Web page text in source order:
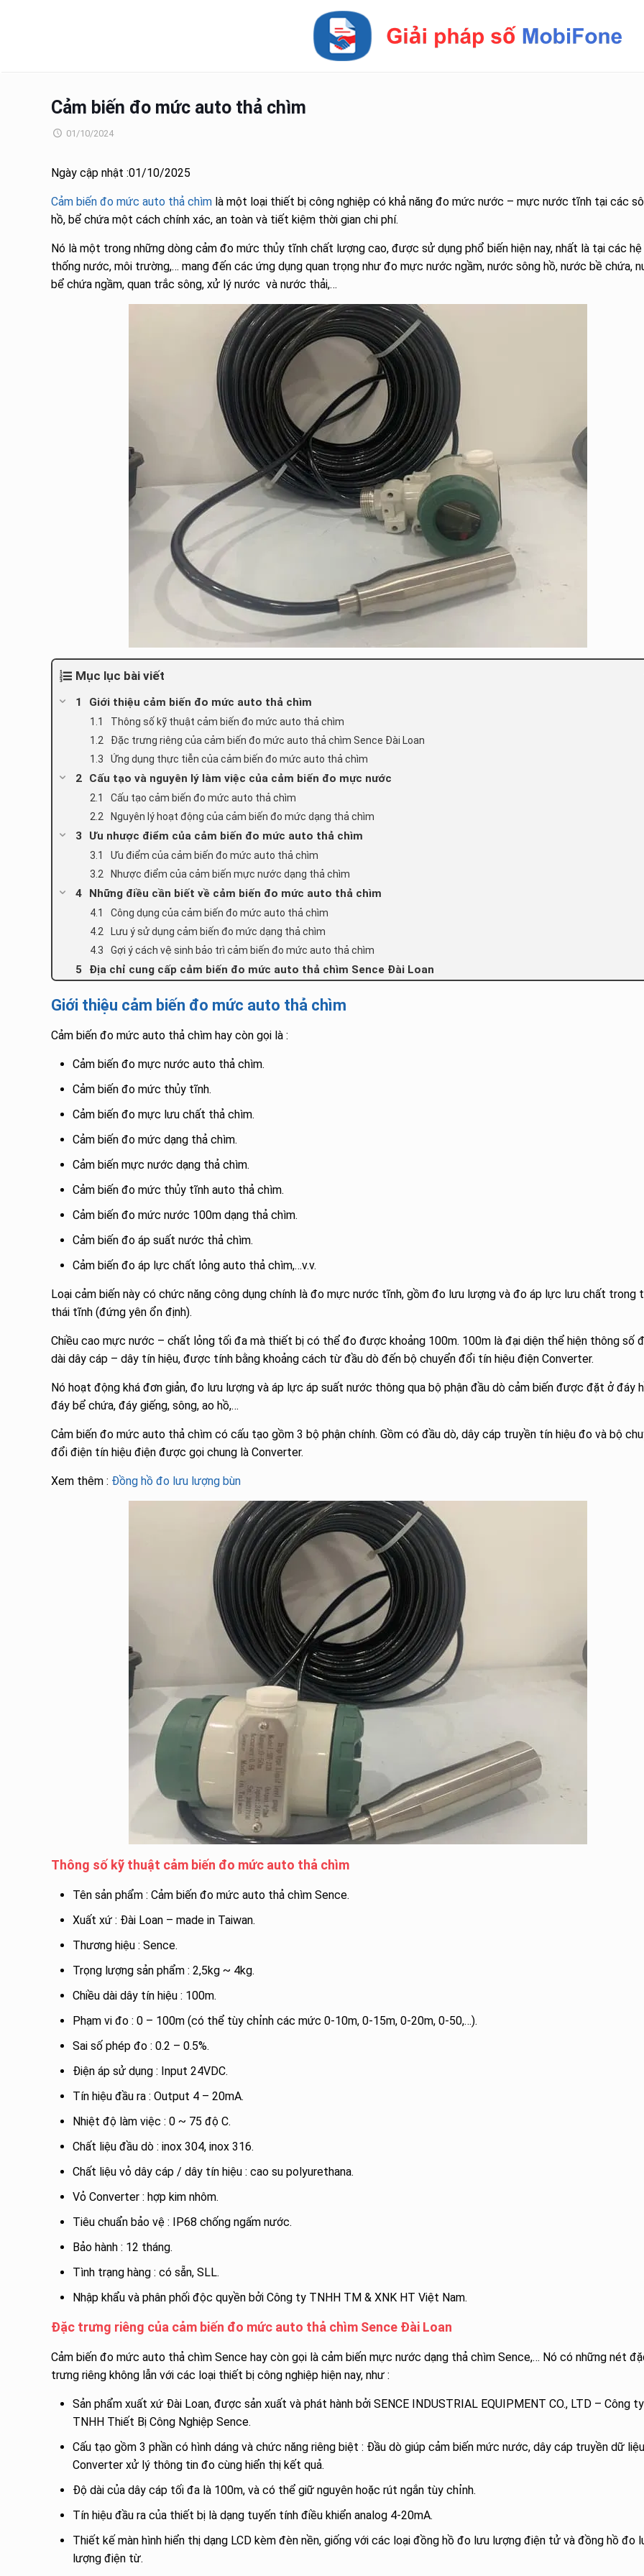
Cảm biến đo mức auto thả chìm
01/10/2024
Ngày cập nhật :01/10/2025
Cảm biến đo mức auto thả chìm là một loại thiết bị công nghiệp có khả năng đo mức nước – mực nước tĩnh tại các
hồ, bể chứa một cách chính xác, an toàn và tiết kiệm thời gian chi phí.
Nó là một trong những dòng cảm đo mức thủy tĩnh chất lượng cao, được sử dụng phổ biến hiện nay, nhất là tại các hệ
thống nước, môi trường,… mang đến các ứng dụng quan trọng như đo mực nước ngầm, nước sông hồ, nước bề chứa,
bể chứa ngầm, quan trắc sông, xử lý nước và nước thải,…
Mục lục bài viết
Giới thiệu cảm biến đo mức auto thả chìm
Thông số kỹ thuật cảm biến đo mức auto thả chìm
Đặc trưng riêng của cảm biến đo mức auto thả chìm Sence Đài Loan
Ứng dụng thực tiễn của cảm biến đo mức auto thả chìm
Cấu tạo và nguyên lý làm việc của cảm biến đo mực nước
Cấu tạo cảm biến đo mức auto thả chìm
Nguyên lý hoạt động của cảm biến đo mức dạng thả chìm
Ưu nhược điểm của cảm biến đo mức auto thả chìm
Ưu điểm của cảm biến đo mức auto thả chìm
Nhược điểm của cảm biến mực nước dạng thả chìm
Những điều cần biết về cảm biến đo mức auto thả chìm
Công dụng của cảm biến đo mức auto thả chìm
Lưu ý sử dụng cảm biến đo mức dạng thả chìm
Gợi ý cách vệ sinh bảo trì cảm biến đo mức auto thả chìm
Địa chỉ cung cấp cảm biến đo mức auto thả chìm Sence Đài Loan
Giới thiệu cảm biến đo mức auto thả chìm
Cảm biến đo mức auto thả chìm hay còn gọi là :
Cảm biến đo mực nước auto thả chìm.
Cảm biến đo mức thủy tĩnh.
Cảm biến đo mực lưu chất thả chìm.
Cảm biến đo mức dạng thả chìm.
Cảm biến mực nước dạng thả chìm.
Cảm biến đo mức thủy tĩnh auto thả chìm.
Cảm biến đo mức nước 100m dạng thả chìm.
Cảm biến đo áp suất nước thả chìm.
Cảm biến đo áp lực chất lỏng auto thả chìm,…v.v.
Loại cảm biến này có chức năng công dụng chính là đo mực nước tĩnh, gồm đo lưu lượng và đo áp lực lưu chất trong
thái tĩnh (đứng yên ổn định).
Chiều cao mực nước – chất lỏng tối đa mà thiết bị có thể đo được khoảng 100m. 100m là đại diện thể hiện thông số
dài dây cáp – dây tín hiệu, được tính bằng khoảng cách từ đầu dò đến bộ chuyển đổi tín hiệu điện Converter.
Nó hoạt động khá đơn giản, đo lưu lượng và áp lực áp suất nước thông qua bộ phận đầu dò cảm biến được đặt ở đáy
đáy bể chứa, đáy giếng, sông, ao hồ,…
Cảm biến đo mức auto thả chìm có cấu tạo gồm 3 bộ phận chính. Gồm có đầu dò, dây cáp truyền tín hiệu đo và bộ
đổi điện tín hiệu điện được gọi chung là Converter.
Xem thêm : Đồng hồ đo lưu lượng bùn
Thông số kỹ thuật cảm biến đo mức auto thả chìm
Tên sản phẩm : Cảm biến đo mức auto thả chìm Sence.
Xuất xứ : Đài Loan – made in Taiwan.
Thương hiệu : Sence.
Trọng lượng sản phẩm : 2,5kg ~ 4kg.
Chiều dài dây tín hiệu : 100m.
Phạm vi đo : 0 – 100m (có thể tùy chỉnh các mức 0-10m, 0-15m, 0-20m, 0-50,…).
Sai số phép đo : 0.2 – 0.5%.
Điện áp sử dụng : Input 24VDC.
Tín hiệu đầu ra : Output 4 – 20mA.
Nhiệt độ làm việc : 0 ~ 75 độ C.
Chất liệu đầu dò : inox 304, inox 316.
Chất liệu vỏ dây cáp / dây tín hiệu : cao su polyurethana.
Vỏ Converter : hợp kim nhôm.
Tiêu chuẩn bảo vệ : IP68 chống ngấm nước.
Bảo hành : 12 tháng.
Tình trạng hàng : có sẵn, SLL.
Nhập khẩu và phân phối độc quyền bởi Công ty TNHH TM & XNK HT Việt Nam.
Đặc trưng riêng của cảm biến đo mức auto thả chìm Sence Đài Loan
Cảm biến đo mức auto thả chìm Sence hay còn gọi là cảm biến mực nước dạng thả chìm Sence,… Nó có những nét
trưng riêng không lẫn với các loại thiết bị công nghiệp hiện nay, như :
Sản phẩm xuất xứ Đài Loan, được sản xuất và phát hành bởi SENCE INDUSTRIAL EQUIPMENT CO., LTD – Công ty
TNHH Thiết Bị Công Nghiệp Sence.
Cấu tạo gồm 3 phần có hình dáng và chức năng riêng biệt : Đầu dò giúp cảm biến mức nước, dây cáp truyền dữ
Converter xử lý thông tin đo cùng hiển thị kết quả.
Độ dài của dây cáp tối đa là 100m, và có thể giữ nguyên hoặc rút ngắn tùy chỉnh.
Tín hiệu đầu ra của thiết bị là dạng tuyến tính điều khiển analog 4-20mA.
Thiết kế màn hình hiển thị dạng LCD kèm đèn nền, giống với các loại đồng hồ đo lưu lượng điện tử và đồng hồ đo
lượng điện từ.